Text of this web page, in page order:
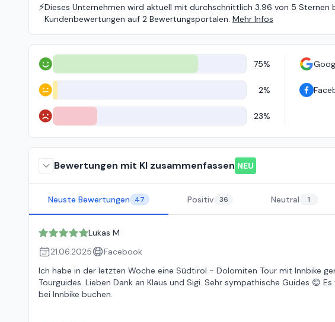
⚡️Dieses Unternehmen wird aktuell mit durchschnittlich 3.96 von 5 Sternen
Kundenbewertungen auf 2 Bewertungsportalen. Mehr Infos
Positiv 75%
Neutral 2%
Negativ 23%
Bewertungen mit KI zusammenfassen NEU
Neuste Bewertungen 47 Positiv 36 Neutral 1
Lukas M
21.06.2025
Facebook
Ich habe in der letzten Woche eine Südtirol - Dolomiten Tour mit Innbike
Tourguides. Lieben Dank an Klaus und Sigi. Sehr sympathische Guides 😊
bei Innbike buchen.